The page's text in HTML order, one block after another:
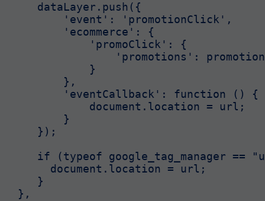
   dataLayer.push({
       'event': 'promotionClick',
       'ecommerce': {
           'promoClick': {
'promotions':
           }
       },
       'eventCallback': function () {
           document.location = url;
       }
   });
if (typeof google_tag_manager ==
     document.location = url;
   }
},